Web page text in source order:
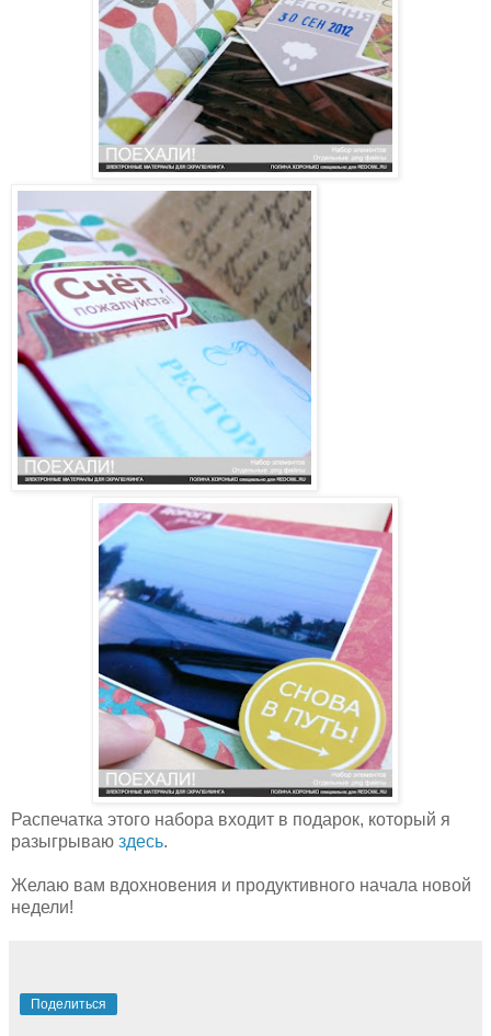
Распечатка этого набора входит в подарок, который я
разыгрываю здесь.
Желаю вам вдохновения и продуктивного начала новой
недели!
Поделиться